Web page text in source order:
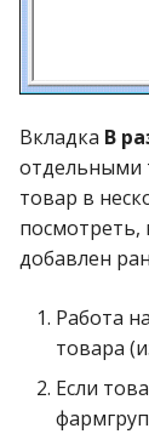
продаже
Перечни
Прайс-лист
баллах
Приказы по
Вкладка В
отдельными
товар в
посмотреть,
добавлен
Работа
товара
Если